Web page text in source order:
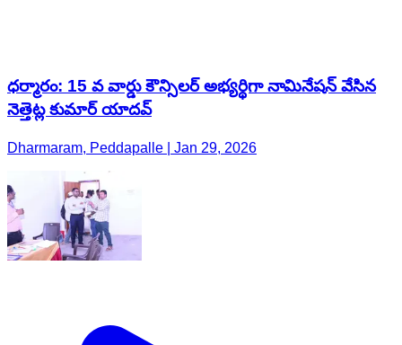
ధర్మారం: 15 వ వార్డు కౌన్సిలర్ అభ్యర్థిగా నామినేషన్ వేసిన
నెత్తెట్ల కుమార్ యాదవ్
Dharmaram, Peddapalle | Jan 29, 2026